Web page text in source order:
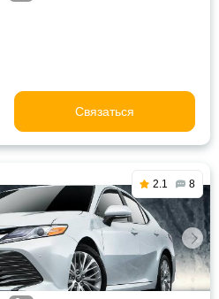
Связаться
2.1 8